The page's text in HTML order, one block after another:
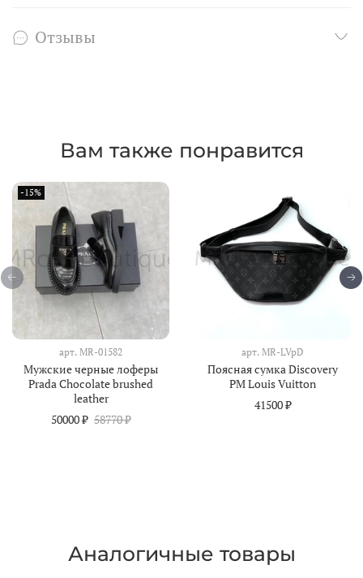
Отзывы
Вам также понравится
-15%
арт. MR-01582
Мужские черные лоферы
Prada Chocolate brushed
leather
50000 ₽ 58770 ₽
арт. MR-LVpD
Поясная сумка Discovery
PM Louis Vuitton
41500 ₽
Аналогичные товары